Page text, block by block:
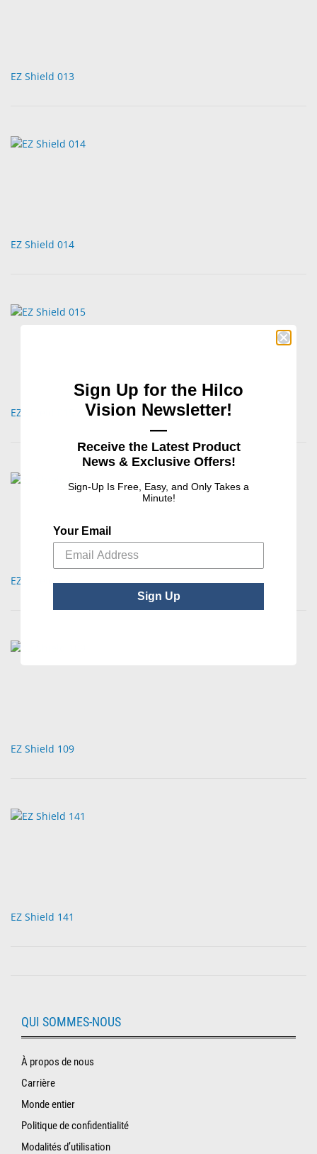
EZ Shield 013
EZ Shield 014
EZ Shield 015
EZ Shield 021
EZ Shield 109
EZ Shield 141
QUI SOMMES-NOUS
À propos de nous
Carrière
Monde entier
Politique de confidentialité
Modalités d’utilisation
Sign Up for the Hilco
Vision Newsletter!
—
Receive the Latest Product
News & Exclusive Offers!
Sign-Up Is Free, Easy, and Only Takes a
Minute!
Your Email
Sign Up